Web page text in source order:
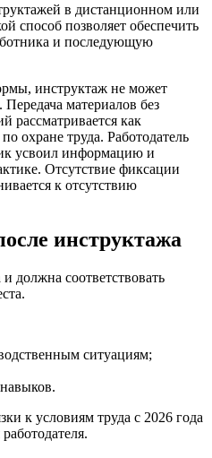
в дистанционном или
способ позволяет обеспечить
и последующую
инструктаж не может
материалов без
рассматривается как
охране труда. Работодатель
усвоил информацию и
Отсутствие фиксации
к отсутствию
инструктажа
должна соответствовать
ситуациям;
к условиям труда с 2026 года